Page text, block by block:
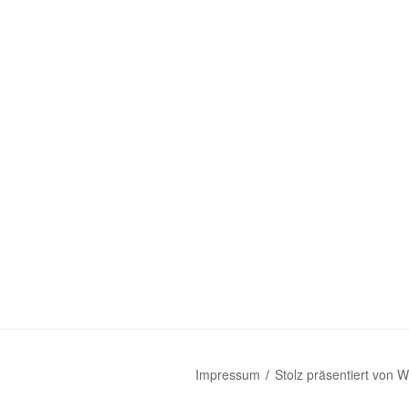
Impressum Stolz präsentiert von